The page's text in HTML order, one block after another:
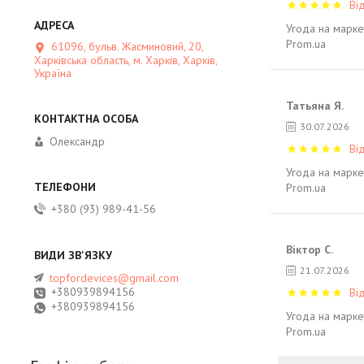
Угода на
Prom.ua
Татьяна Я.
30.07.2026
Угода на
Prom.ua
Віктор С.
21.07.2026
Угода на
Prom.ua
61096, бульв. Жасминовий, 20,
Харківська область, м. Харків, Харків,
Україна
Олександр
+380 (93) 989-41-56
topfordevices@gmail.com
+380939894156
+380939894156